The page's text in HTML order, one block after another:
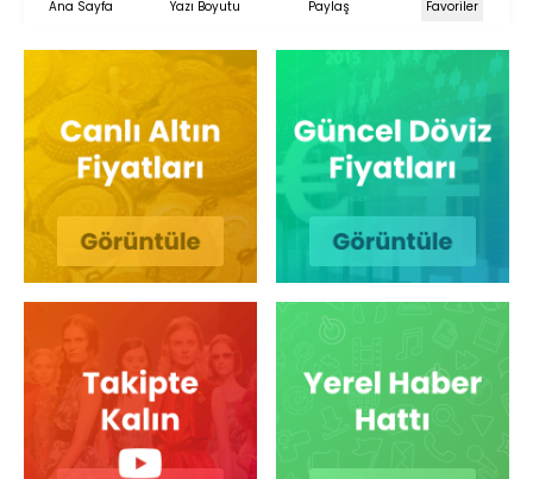
Ana Sayfa Yazı Boyutu Paylaş Favoriler